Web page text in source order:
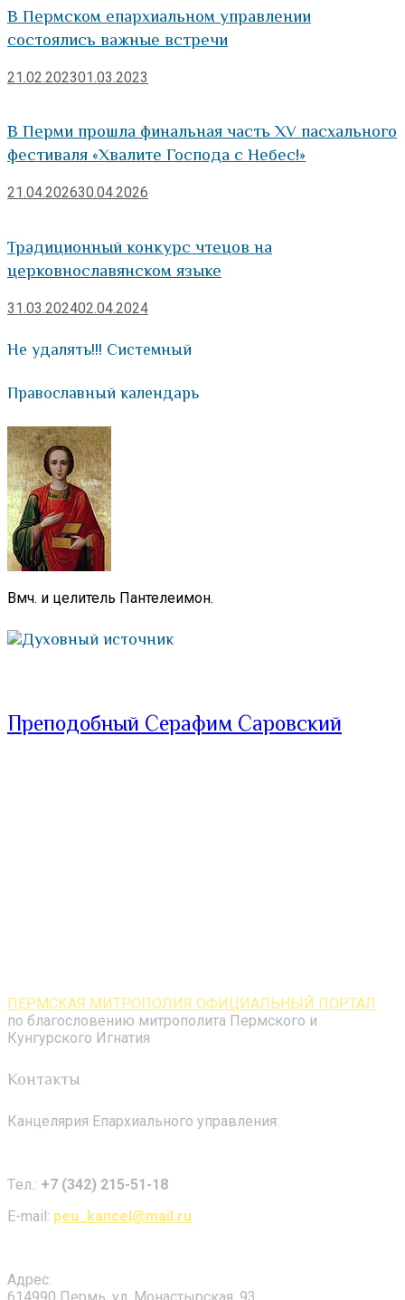
В Пермском епархиальном управлении
состоялись важные встречи
21.02.202301.03.2023
В Перми прошла финальная часть XV пасхального
фестиваля «Хвалите Господа с Небес!»
21.04.202630.04.2026
Традиционный конкурс чтецов на
церковнославянском языке
31.03.202402.04.2024
Не удалять!!! Системный
Православный календарь
Вмч. и целитель Пантелеимон.
Духовный источник
Преподобный Серафим Саровский
ПЕРМСКАЯ МИТРОПОЛИЯ ОФИЦИАЛЬНЫЙ ПОРТАЛ
по благословению митрополита Пермского и
Кунгурского Игнатия
Контакты
Канцелярия Епархиального управления:
Tел.: +7 (342) 215-51-18
E-mail: peu_kancel@mail.ru
Адрес: